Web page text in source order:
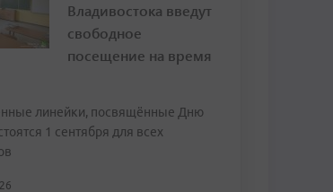
Владивостока введут
свободное
посещение на время
линейки, посвящённые Дню
1 сентября для всех